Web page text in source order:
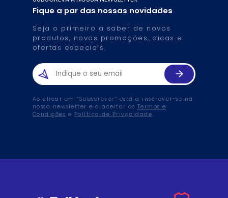
Fique a par das nossas novidades
Seja o primeiro a saber de novos
produtos, novas promoções, dicas e
ofertas especiais.
Ao clicar em “Subscrever” está a inscrever-se na
nossa newsletter e a aceitar os Termos e
Condições e Política de Privacidade.